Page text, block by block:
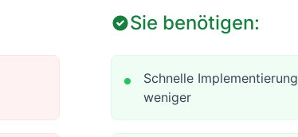
Sie benötigen:
Schnelle
weniger